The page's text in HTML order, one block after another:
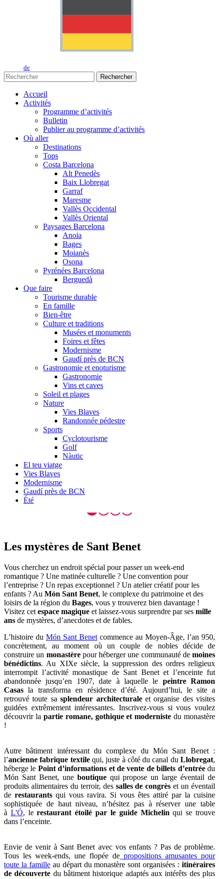
de
Rechercher
Accueil
Activités
Programme d’activités
Bulletin
Publier au programme d’activités
Où aller
Destinations
Tops
Costa Barcelona
Alt Penedès
Baix Llobregat
Garraf
Maresme
Vallès Occidental
Vallès Oriental
Paysages Barcelona
Anoia
Bages
Moianès
Osona
Pyrénées Barcelona
Berguedà
Que faire
Tourisme durable
En famille
Bien-être
Culture et traditions
Musées et monuments
Foires et fêtes
Modernisme
Gaudí près de BCN
Gastronomie et enoturisme
Gastronomie
Vins et caves
Soleil et plages
Nature
Vies Blaves
Randonnée pédestre
Sports
Cyclotourisme
Golf
Nàutic
El teu viatge
Vies Blaves
Modernisme
Gaudí près de BCN
Été
Les mystères de Sant Benet
Vous cherchez un endroit spécial pour passer un week-end
romantique ? Une matinée culturelle ? Une convention pour
l’entreprise ? Un repas exceptionnel ? Un atelier créatif pour les
enfants ? Au Món Sant Benet, le complexe du patrimoine et des
loisirs de la région du Bages, vous y trouverez bien davantage !
Visitez cet espace magique et laissez-vous surprendre par ses mille
ans de mystères, d’anecdotes et de fables.
L’histoire du Món Sant Benet commence au Moyen-Âge, l’an 950,
concrètement, au moment où un couple de nobles décide de
construire un monastèrepour héberger une communauté de moines
bénédictins. Au XIXe siècle, la suppression des ordres religieux
interrompit l’activité monastique de Sant Benet et l’enceinte fut
abandonnée jusqu’en 1907, date à laquelle le peintre Ramon
Casas la transforma en résidence d’été. Aujourd’hui, le site a
retrouvé toute sasplendeur architecturaleet organise des visites
guidées extrêmement intéressantes. Inscrivez-vous si vous voulez
découvrir la partie romane, gothique et moderniste du monastère
!
Autre bâtiment intéressant du complexe du Món Sant Benet :
l’ancienne fabrique textilequi, juste à côté du canal duLlobregat,
héberge le Point d’informations et de vente de billets d’entréedu
Món Sant Benet, une boutiquequi propose un large éventail de
produits alimentaires du terroir, dessalles de congrès et un éventail
de restaurants qui vous ravira. Si vous êtes attiré par la cuisine
sophistiquée de haut niveau, n’hésitez pas à réserver une table
à L'Ó, lerestaurant étoilé par le guide Michelin qui se trouve
dans l’enceinte.
Envie de venir à Sant Benet avec vos enfants ? Pas de problème.
Tous les week-ends, une flopée de propositions amusantes pour
toute la familleau départ du monastère sont organisées :itinéraires
de découverte du bâtiment historique adaptés aux intérêts des plus